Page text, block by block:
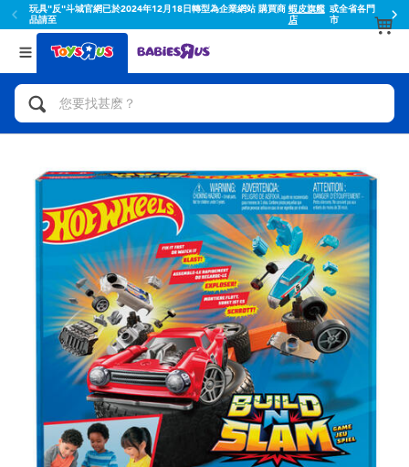
玩具"反"斗城官網已於2024年12月18日轉型為企業網站 購買商
品請至
蝦皮旗艦
店
或全省各門
市
返回
分類目錄
人氣英雄,角色扮演,射擊玩具
拼砌組合及樂高LEGO
玩具車,貨車,火車及遙控系列
手工藝,文具,蠟筆,泥膠,畫板
娃娃, 芭比,收藏公仔
電子玩具
返回
品牌
Toy Story玩具總動員
52TOYS
Fuggler
Miniso名創優品
playpop
LEGO樂高